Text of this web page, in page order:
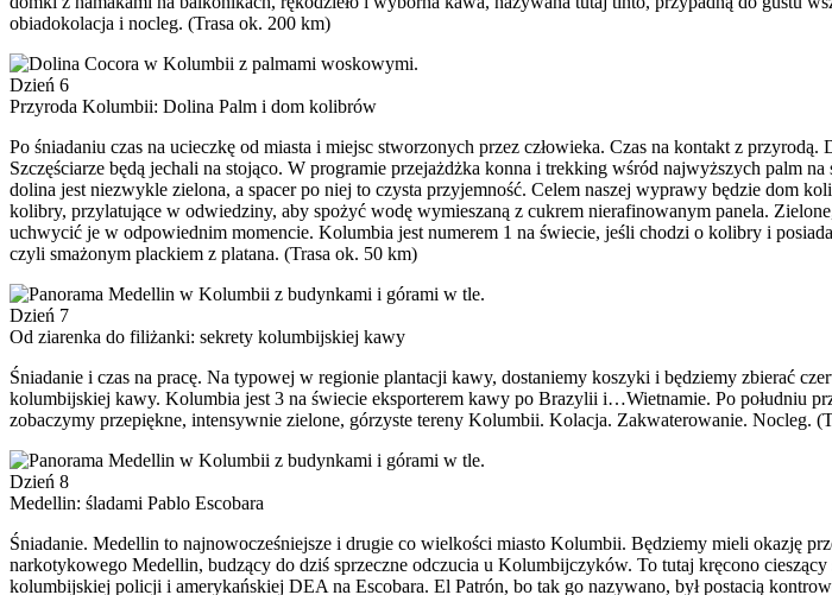
obiadokolacja i nocleg. (Trasa ok. 200 km)
Dzień 6
Przyroda Kolumbii: Dolina Palm i dom kolibrów
Po śniadaniu czas na ucieczkę od miasta i miejsc stworzonych przez człowieka. Czas na kontakt z
Szczęściarze będą jechali na stojąco. W programie przejażdżka konna i trekking wśród najwyższych palm
dolina jest niezwykle zielona, a spacer po niej to czysta przyjemność. Celem naszej wyprawy będzie dom
kolibry, przylatujące w odwiedziny, aby spożyć wodę wymieszaną z cukrem nierafinowanym panela.
uchwycić je w odpowiednim momencie. Kolumbia jest numerem 1 na świecie, jeśli chodzi o kolibry i
czyli smażonym plackiem z platana. (Trasa ok. 50 km)
Dzień 7
Od ziarenka do filiżanki: sekrety kolumbijskiej kawy
Śniadanie i czas na pracę. Na typowej w regionie plantacji kawy, dostaniemy koszyki i będziemy zbierać
kolumbijskiej kawy. Kolumbia jest 3 na świecie eksporterem kawy po Brazylii i…Wietnamie. Po południu
zobaczymy przepiękne, intensywnie zielone, górzyste tereny Kolumbii. Kolacja. Zakwaterowanie. Nocleg.
Dzień 8
Medellin: śladami Pablo Escobara
Śniadanie. Medellin to najnowocześniejsze i drugie co wielkości miasto Kolumbii. Będziemy mieli okazję
narkotykowego Medellin, budzący do dziś sprzeczne odczucia u Kolumbijczyków. To tutaj kręcono
kolumbijskiej policji i amerykańskiej DEA na Escobara. El Patrón, bo tak go nazywano, był postacią